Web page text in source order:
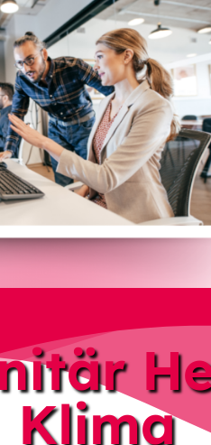
Klima